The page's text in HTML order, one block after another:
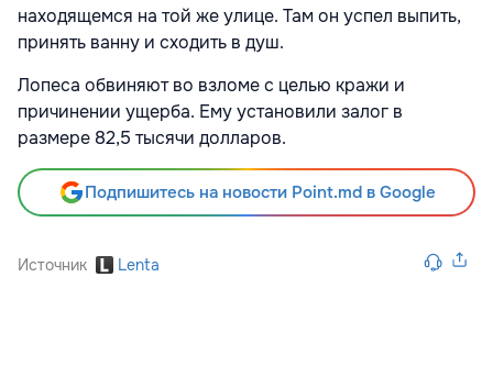
находящемся на той же улице. Там он успел выпить,
принять ванну и сходить в душ.
Лопеса обвиняют во взломе с целью кражи и
причинении ущерба. Ему установили залог в
размере 82,5 тысячи долларов.
Подпишитесь на новости Point.md в Google
Источник Lenta